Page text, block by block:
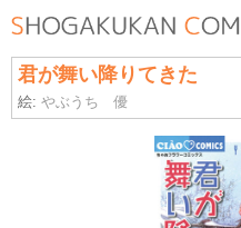
君が舞い降りてきた
絵:やぶうち 優